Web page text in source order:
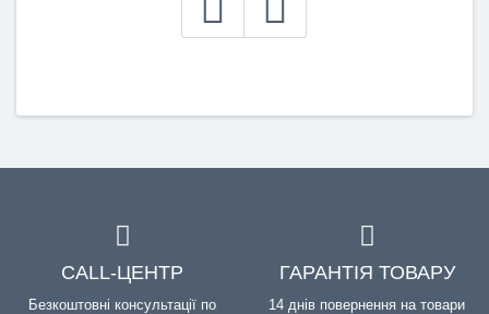
CALL-ЦЕНТР
Безкоштовні консультації по
ГАРАНТІЯ ТОВАРУ
14 днів повернення на товари